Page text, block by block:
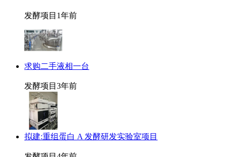
发酵项目 1年前
求购二手液相一台
发酵项目 3年前
拟建:重组蛋白 A 发酵研发实验室项目